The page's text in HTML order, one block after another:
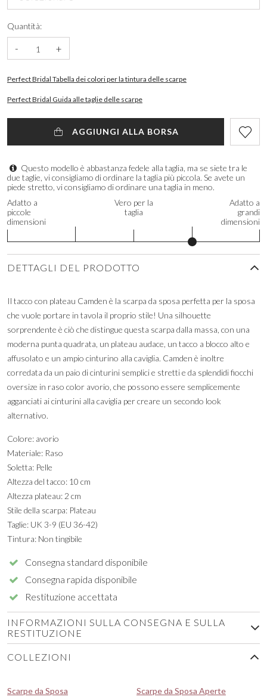
Quantità:
- +
Perfect Bridal Tabella dei colori per la tintura delle scarpe
Perfect Bridal Guida alle taglie delle scarpe
AGGIUNGI ALLA BORSA
Questo modello è abbastanza fedele alla taglia, ma se siete tra le
due taglie, vi consigliamo di ordinare la taglia più piccola. Se avete un
piede stretto, vi consigliamo di ordinare una taglia in meno.
Adatto a
piccole
dimensioni
Vero per la
taglia
Adatto a
grandi
dimensioni
DETTAGLI DEL PRODOTTO
Il tacco con plateau Camden è la scarpa da sposa perfetta per la sposa
che vuole portare in tavola il proprio stile! Una silhouette
sorprendente è ciò che distingue questa scarpa dalla massa, con una
moderna punta quadrata, un plateau audace, un tacco a blocco alto e
affusolato e un ampio cinturino alla caviglia. Camden è inoltre
corredata da un paio di cinturini semplici e stretti e da splendidi fiocchi
oversize in raso color avorio, che possono essere semplicemente
agganciati ai cinturini alla caviglia per creare un secondo look
alternativo.
Colore: avorio
Materiale: Raso
Soletta: Pelle
Altezza del tacco: 10 cm
Altezza plateau: 2 cm
Stile della scarpa: Plateau
Taglie: UK 3-9 (EU 36-42)
Tintura: Non tingibile
Consegna standard disponibile
Consegna rapida disponibile
Restituzione accettata
INFORMAZIONI SULLA CONSEGNA E SULLA
RESTITUZIONE
COLLEZIONI
Scarpe da Sposa Scarpe da Sposa Aperte